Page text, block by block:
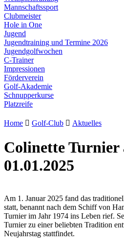
Mannschaftssport
Clubmeister
Hole in One
Jugend
Jugendtraining und Termine 2026
Jugendgolfwochen
C-Trainer
Impressionen
Förderverein
Golf-Akademie
Schnupperkurse
Platzreife
Home  Golf-Club  Aktuelles
Colinette Turnier
01.01.2025
Am 1. Januar 2025 fand das
statt, benannt nach dem Schiff von
Turnier im Jahr 1974 ins Leben rief.
Turnier zu einer beliebten Tradition
Neujahrstag stattfindet.